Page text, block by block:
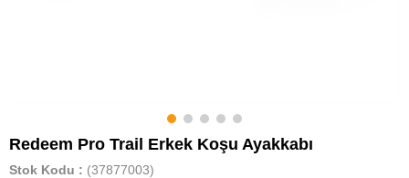
Redeem Pro Trail Erkek Koşu Ayakkabı
Stok Kodu
(37877003)